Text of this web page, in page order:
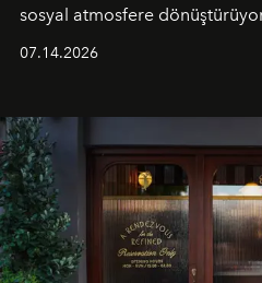
sosyal atmosfere
tematik gastronomi geceleri
Paylaşıma, lezzete ve müziğe
akşamlar, YAZ’ın sade lüks
geceye taşıyarak her hafta
07.14.2026